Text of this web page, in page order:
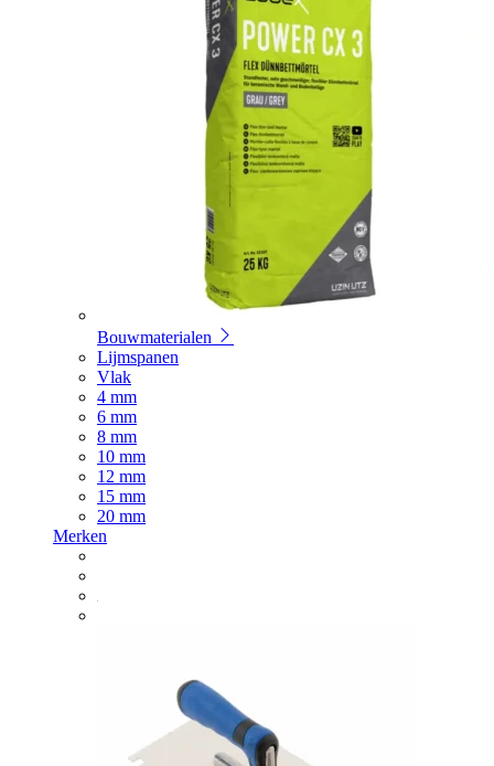
Bouwmaterialen
Lijmspanen
Vlak
4 mm
6 mm
8 mm
10 mm
12 mm
15 mm
20 mm
Merken